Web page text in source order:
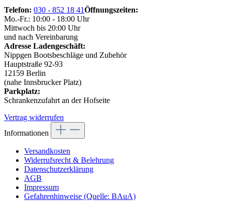
Telefon: 030 - 852 18 41Öffnungszeiten:
Mo.-Fr.: 10:00 - 18:00 Uhr
Mittwoch bis 20:00 Uhr
und nach Vereinbarung
Adresse Ladengeschäft:
Nippgen Bootsbeschläge und Zubehör
Hauptstraße 92-93
12159 Berlin
(nahe Innsbrucker Platz)
Parkplatz:
Schrankenzufahrt an der Hofseite
Vertrag widerrufen
Informationen
Versandkosten
Widerrufsrecht & Belehrung
Datenschutzerklärung
AGB
Impressum
Gefahrenhinweise (Quelle: BAuA)